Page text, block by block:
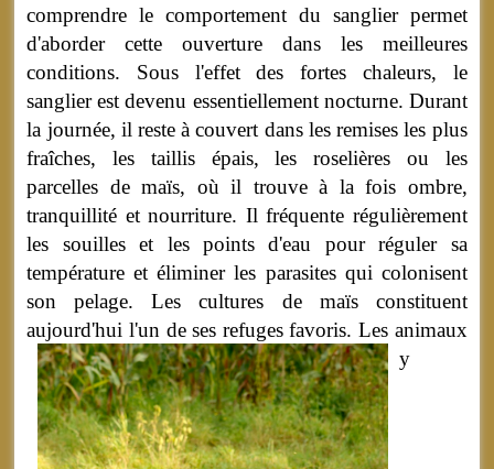
comprendre le comportement du sanglier permet
d'aborder cette ouverture dans les meilleures
conditions. Sous l'effet des fortes chaleurs, le
sanglier est devenu essentiellement nocturne. Durant
la journée, il reste à couvert dans les remises les plus
fraîches, les taillis épais, les roselières ou les
parcelles de maïs, où il trouve à la fois ombre,
tranquillité et nourriture. Il fréquente régulièrement
les souilles et les points d'eau pour réguler sa
température et éliminer les parasites qui colonisent
son pelage. Les cultures de maïs constituent
aujourd'hui l'un de ses refuges favoris. Les animaux
y